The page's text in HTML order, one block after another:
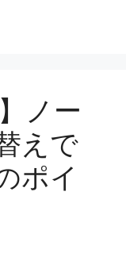
ノー
えで
ポイ